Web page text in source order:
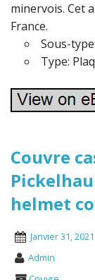
minervois. Cet
France.
Sous-
Type:
Couvre
helmet
Janvier 31, 2021
Admin